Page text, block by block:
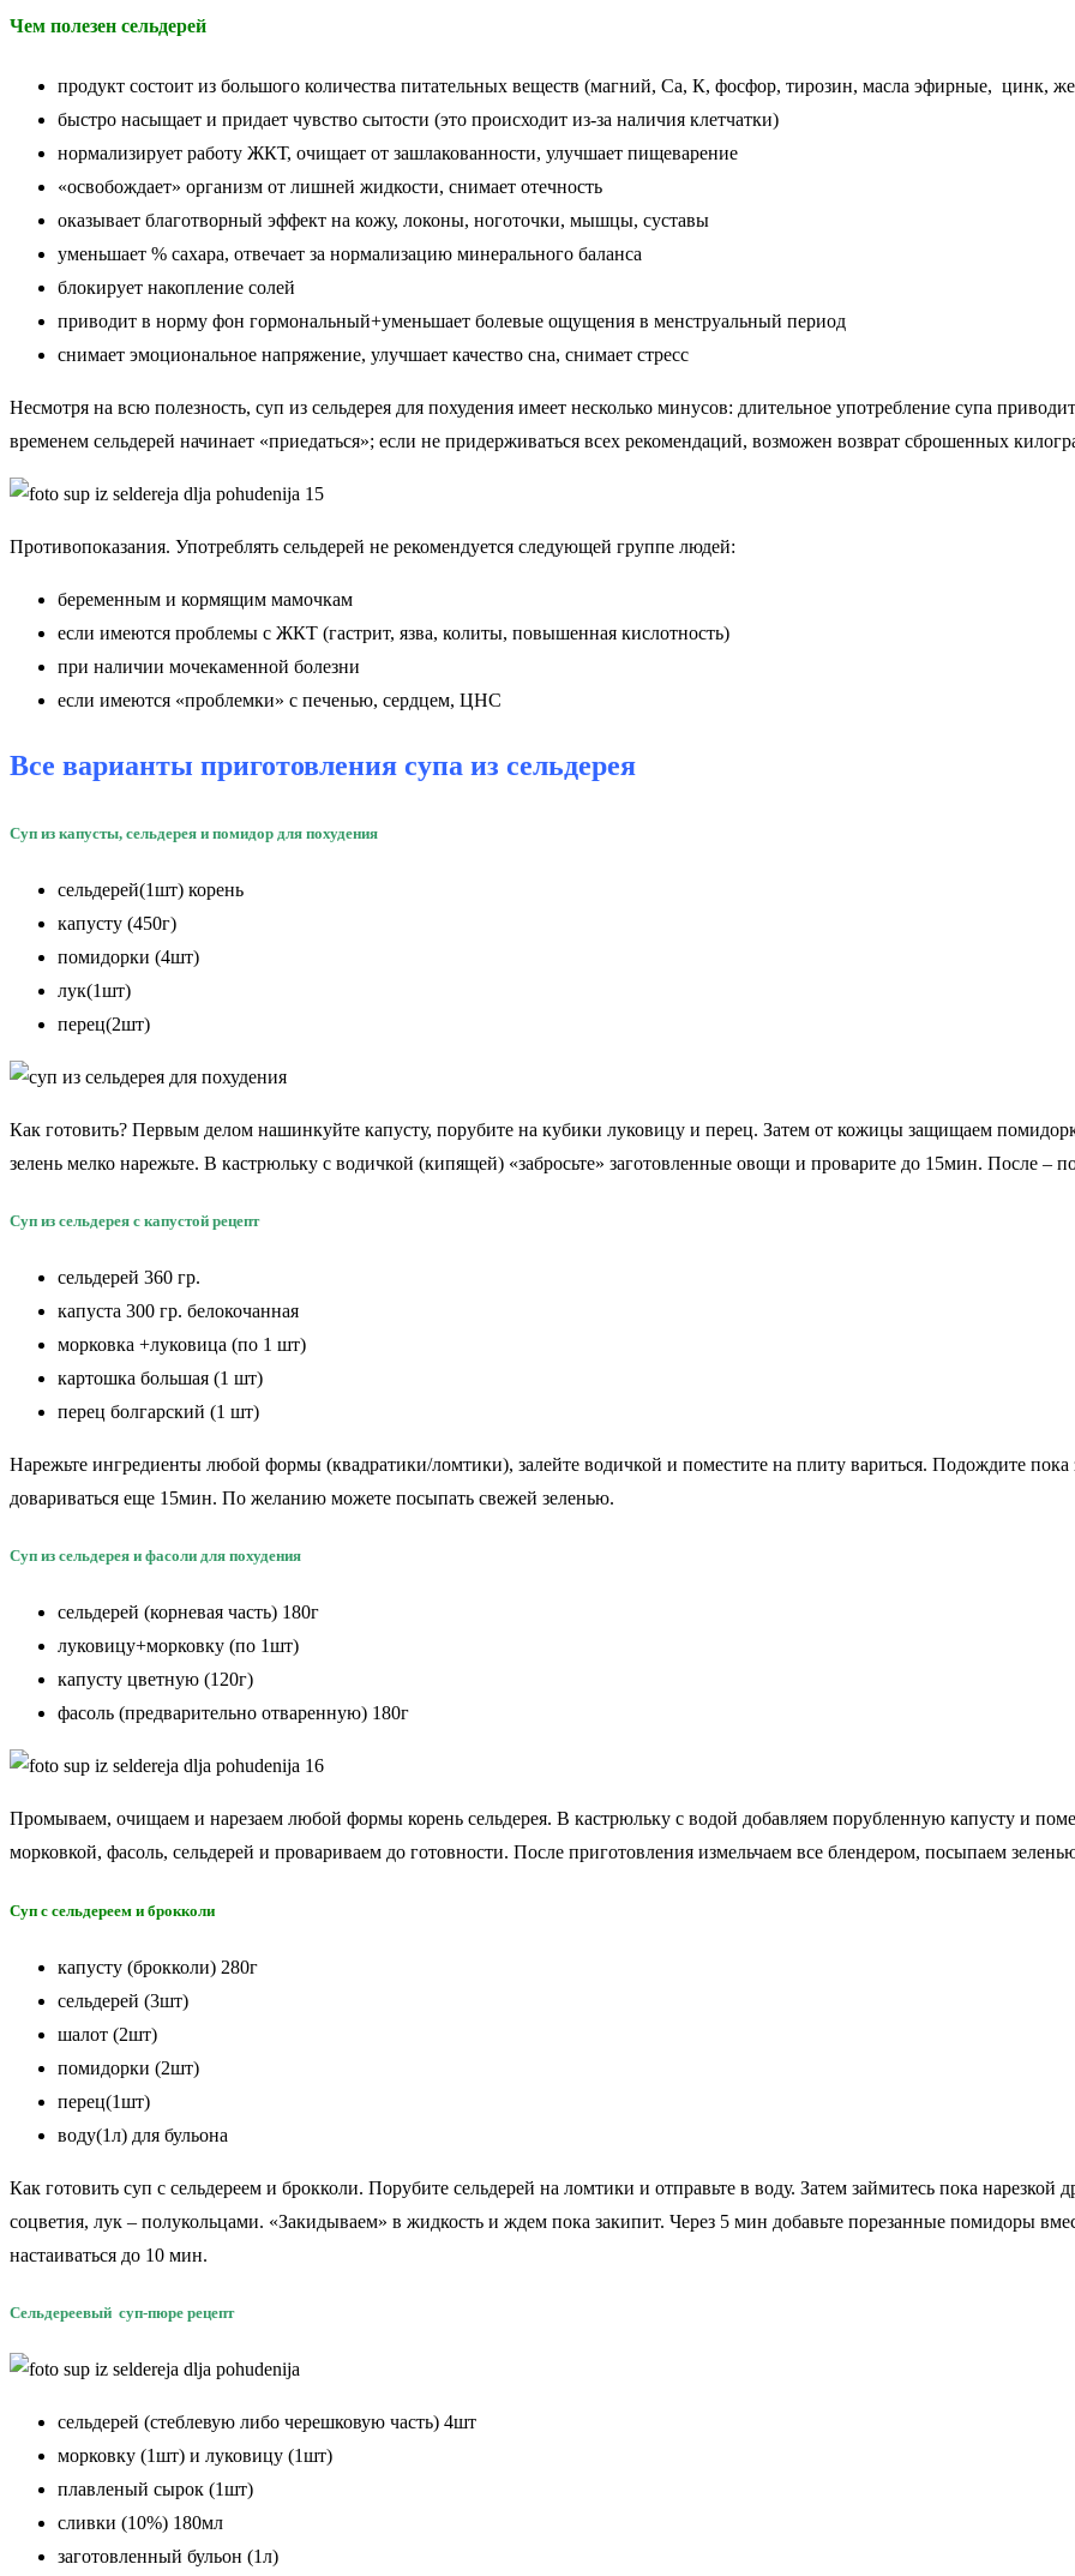
Чем полезен сельдерей
продукт состоит из большого количества питательных веществ (магний, Са, К, фосфор, тирозин, масла эфирные, цинк,
быстро насыщает и придает чувство сытости (это происходит из-за наличия клетчатки)
нормализирует работу ЖКТ, очищает от зашлакованности, улучшает пищеварение
«освобождает» организм от лишней жидкости, снимает отечность
оказывает благотворный эффект на кожу, локоны, ноготочки, мышцы, суставы
уменьшает % сахара, отвечает за нормализацию минерального баланса
блокирует накопление солей
приводит в норму фон гормональный+уменьшает болевые ощущения в менструальный период
снимает эмоциональное напряжение, улучшает качество сна, снимает стресс
Несмотря на всю полезность, суп из сельдерея для похудения имеет несколько минусов: длительное употребление супа
временем сельдерей начинает «приедаться»; если не придерживаться всех рекомендаций, возможен возврат сброшенных
Противопоказания. Употреблять сельдерей не рекомендуется следующей группе людей:
беременным и кормящим мамочкам
если имеются проблемы с ЖКТ (гастрит, язва, колиты, повышенная кислотность)
при наличии мочекаменной болезни
если имеются «проблемки» с печенью, сердцем, ЦНС
Все варианты приготовления супа из сельдерея
Суп из капусты, сельдерея и помидор для похудения
сельдерей(1шт) корень
капусту (450г)
помидорки (4шт)
лук(1шт)
перец(2шт)
Как готовить? Первым делом нашинкуйте капусту, порубите на кубики луковицу и перец. Затем от кожицы защищаем
зелень мелко нарежьте. В кастрюльку с водичкой (кипящей) «забросьте» заготовленные овощи и проварите до 15мин. После –
Суп из сельдерея с капустой рецепт
сельдерей 360 гр.
капуста 300 гр. белокочанная
морковка +луковица (по 1 шт)
картошка большая (1 шт)
перец болгарский (1 шт)
Нарежьте ингредиенты любой формы (квадратики/ломтики), залейте водичкой и поместите на плиту вариться. Подождите пока
довариваться еще 15мин. По желанию можете посыпать свежей зеленью.
Суп из сельдерея и фасоли для похудения
сельдерей (корневая часть) 180г
луковицу+морковку (по 1шт)
капусту цветную (120г)
фасоль (предварительно отваренную) 180г
Промываем, очищаем и нарезаем любой формы корень сельдерея. В кастрюльку с водой добавляем порубленную капусту и
морковкой, фасоль, сельдерей и провариваем до готовности. После приготовления измельчаем все блендером, посыпаем
Суп с сельдереем и брокколи
капусту (брокколи) 280г
сельдерей (3шт)
шалот (2шт)
помидорки (2шт)
перец(1шт)
воду(1л) для бульона
Как готовить суп с сельдереем и брокколи. Порубите сельдерей на ломтики и отправьте в воду. Затем займитесь пока
соцветия, лук – полукольцами. «Закидываем» в жидкость и ждем пока закипит. Через 5 мин добавьте порезанные помидоры
настаиваться до 10 мин.
Сельдереевый суп-пюре рецепт
сельдерей (стеблевую либо черешковую часть) 4шт
морковку (1шт) и луковицу (1шт)
плавленый сырок (1шт)
сливки (10%) 180мл
заготовленный бульон (1л)